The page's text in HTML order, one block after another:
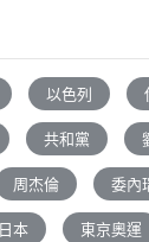
以色列
共和黨
周杰倫 委內
日本 東京奧運